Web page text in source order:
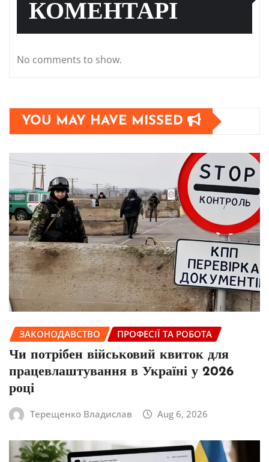
КОМЕНТАРІ
No comments to show.
YOU MAY HAVE MISSED
ЗАКОНОДАВСТВО ПРОФЕСІЇ ТА РОБОТА
Чи потрібен військовий квиток для
працевлаштування в Україні у 2026
році
Терещенко Владислав Aug 6, 2026